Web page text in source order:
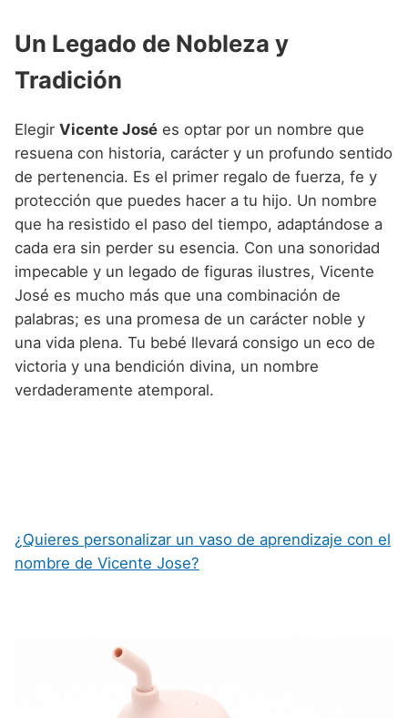
Un Legado de Nobleza y
Tradición
Elegir Vicente José es optar por un nombre que
resuena con historia, carácter y un profundo sentido
de pertenencia. Es el primer regalo de fuerza, fe y
protección que puedes hacer a tu hijo. Un nombre
que ha resistido el paso del tiempo, adaptándose a
cada era sin perder su esencia. Con una sonoridad
impecable y un legado de figuras ilustres, Vicente
José es mucho más que una combinación de
palabras; es una promesa de un carácter noble y
una vida plena. Tu bebé llevará consigo un eco de
victoria y una bendición divina, un nombre
verdaderamente atemporal.
¿Quieres personalizar un vaso de aprendizaje con el
nombre de Vicente Jose?